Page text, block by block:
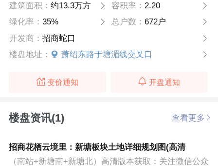
建筑面积：约13.3万方 容积率： 2.20
绿化率：35% 总户数： 672户
开发商：招商蛇口
楼盘地址：
萧绍东路于塘湄线交叉口
变价通知 开盘通知
楼盘资讯(1) 查看更多
招商花栖云境里：新塘板块土地详细规划图(高清
（南站+新塘南+新塘北）高清版本获取：关注微信公众